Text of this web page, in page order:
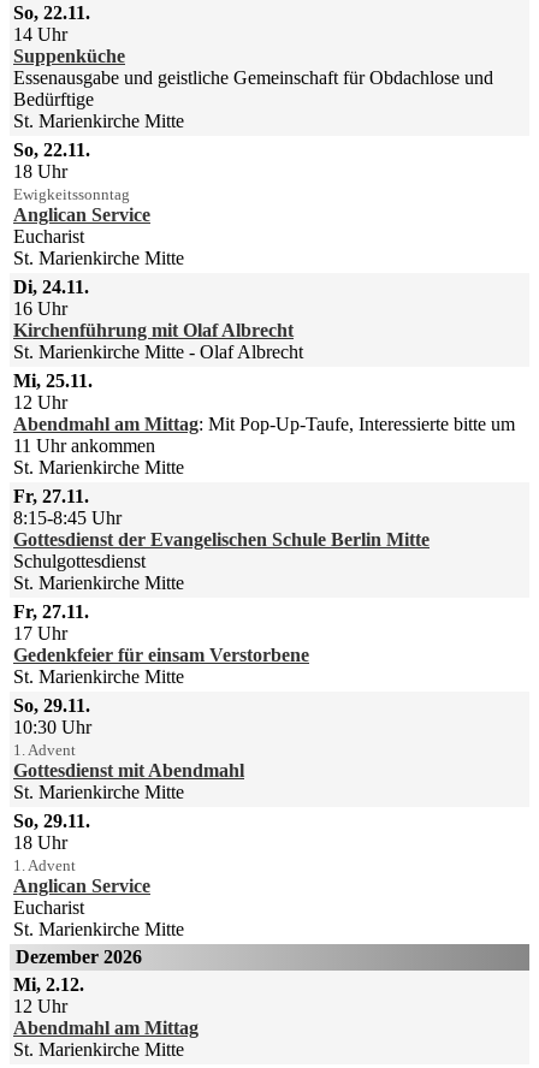
So, 22.11.
14 Uhr
Suppenküche
Essenausgabe und geistliche Gemeinschaft für Obdachlose und
Bedürftige
St. Marienkirche Mitte
So, 22.11.
18 Uhr
Ewigkeitssonntag
Anglican Service
Eucharist
St. Marienkirche Mitte
Di, 24.11.
16 Uhr
Kirchenführung mit Olaf Albrecht
St. Marienkirche Mitte
Olaf Albrecht
Mi, 25.11.
12 Uhr
Abendmahl am Mittag: Mit Pop-Up-Taufe, Interessierte bitte um
11 Uhr ankommen
St. Marienkirche Mitte
Fr, 27.11.
8:15-8:45 Uhr
Gottesdienst der Evangelischen Schule Berlin Mitte
Schulgottesdienst
St. Marienkirche Mitte
Fr, 27.11.
17 Uhr
Gedenkfeier für einsam Verstorbene
St. Marienkirche Mitte
So, 29.11.
10:30 Uhr
1. Advent
Gottesdienst mit Abendmahl
St. Marienkirche Mitte
So, 29.11.
18 Uhr
1. Advent
Anglican Service
Eucharist
St. Marienkirche Mitte
Dezember 2026
Mi, 2.12.
12 Uhr
Abendmahl am Mittag
St. Marienkirche Mitte